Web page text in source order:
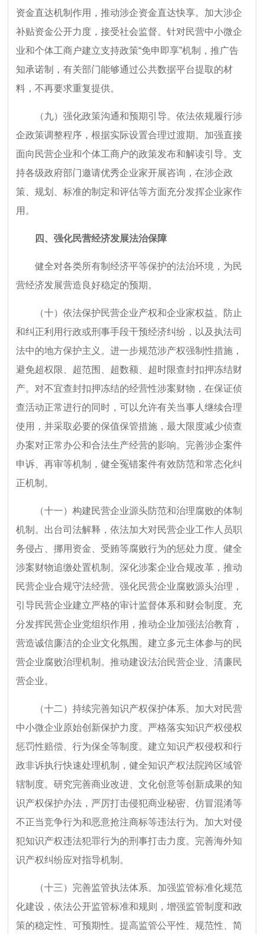
资金直达机制作用，推动涉企资金直达快享。加大涉企
补贴资金公开力度，接受社会监督。针对民营中小微企
业和个体工商户建立支持政策“免申即享”机制，推广告
知承诺制，有关部门能够通过公共数据平台提取的材
料，不再要求重复提供。
（九）强化政策沟通和预期引导。依法依规履行涉
企政策调整程序，根据实际设置合理过渡期。加强直接
面向民营企业和个体工商户的政策发布和解读引导。支
持各级政府部门邀请优秀企业家开展咨询，在涉企政
策、规划、标准的制定和评估等方面充分发挥企业家作
用。
四、强化民营经济发展法治保障
健全对各类所有制经济平等保护的法治环境，为民
营经济发展营造良好稳定的预期。
（十）依法保护民营企业产权和企业家权益。防止
和纠正利用行政或刑事手段干预经济纠纷，以及执法司
法中的地方保护主义。进一步规范涉产权强制性措施，
避免超权限、超范围、超数额、超时限查封扣押冻结财
产。对不宜查封扣押冻结的经营性涉案财物，在保证侦
查活动正常进行的同时，可以允许有关当事人继续合理
使用，并采取必要的保值保管措施，最大限度减少侦查
办案对正常办公和合法生产经营的影响。完善涉企案件
申诉、再审等机制，健全冤错案件有效防范和常态化纠
正机制。
（十一）构建民营企业源头防范和治理腐败的体制
机制。出台司法解释，依法加大对民营企业工作人员职
务侵占、挪用资金、受贿等腐败行为的惩处力度。健全
涉案财物追缴处置机制。深化涉案企业合规改革，推动
民营企业合规守法经营。强化民营企业腐败源头治理，
引导民营企业建立严格的审计监督体系和财会制度。充
分发挥民营企业党组织作用，推动企业加强法治教育，
营造诚信廉洁的企业文化氛围。建立多元主体参与的民
营企业腐败治理机制。推动建设法治民营企业、清廉民
营企业。
（十二）持续完善知识产权保护体系。加大对民营
中小微企业原始创新保护力度。严格落实知识产权侵权
惩罚性赔偿、行为保全等制度。建立知识产权侵权和行
政非诉执行快速处理机制，健全知识产权法院跨区域管
辖制度。研究完善商业改进、文化创意等创新成果的知
识产权保护办法，严厉打击侵犯商业秘密、仿冒混淆等
不正当竞争行为和恶意抢注商标等违法行为。加大对侵
犯知识产权违法犯罪行为的刑事打击力度。完善海外知
识产权纠纷应对指导机制。
（十三）完善监管执法体系。加强监管标准化规范
化建设，依法公开监管标准和规则，增强监管制度和政
策的稳定性、可预期性。提高监管公平性、规范性、简